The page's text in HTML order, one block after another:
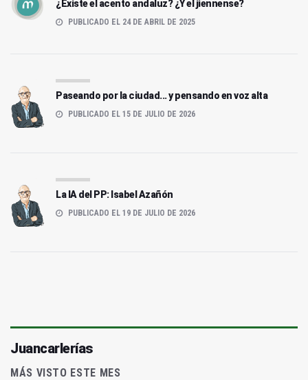
¿Existe el acento andaluz? ¿Y el jiennense?
PUBLICADO EL 24 DE ABRIL DE 2025
Paseando por la ciudad... y pensando en voz alta
PUBLICADO EL 15 DE JULIO DE 2026
La IA del PP: Isabel Azañón
PUBLICADO EL 19 DE JULIO DE 2026
Juancarlerías
MÁS VISTO ESTE MES